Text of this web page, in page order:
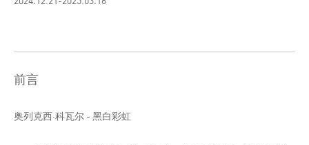
前言
奥列克西·科瓦尔 - 黑白彩虹